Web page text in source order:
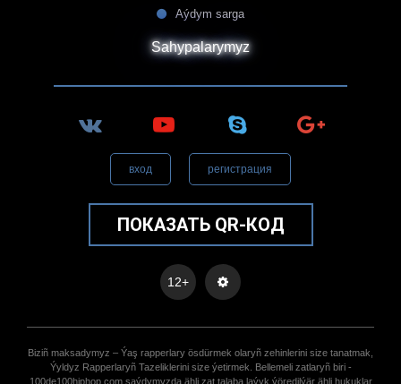
Aýdym sarga
Sahypalarymyz
вход регистрация
ПОКАЗАТЬ QR-КОД
12+
Biziñ maksadymyz – Ýaş rapperlary ösdürmek olaryñ zehinlerini size tanatmak,
Ýyldyz Rapperlaryñ Tazeliklerini size ýetirmek. Bellemeli zatlaryñ biri -
100de100hiphop.com saýdymyzda ähli zat talaba laýyk ýöredilýär ähli hukuklar